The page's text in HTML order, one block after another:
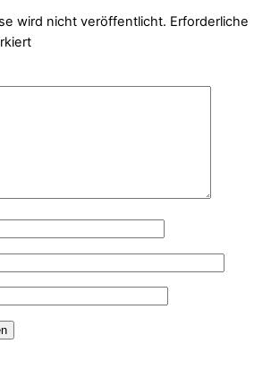
wird nicht veröffentlicht. Erforderliche